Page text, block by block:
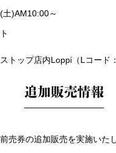
)AM10:00～
トップ店内Loppi（Lコード
追加販売情報
売券の追加販売を実施いた